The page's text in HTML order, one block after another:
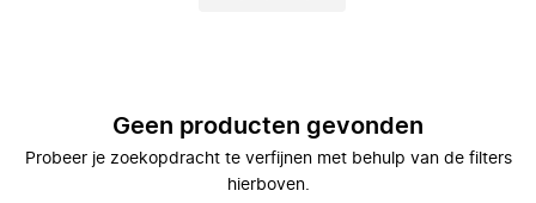
Geen producten gevonden
Probeer je zoekopdracht te verfijnen met behulp van de filters
hierboven.